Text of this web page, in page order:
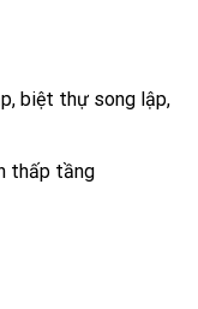
biệt thự song lập,
thấp tầng